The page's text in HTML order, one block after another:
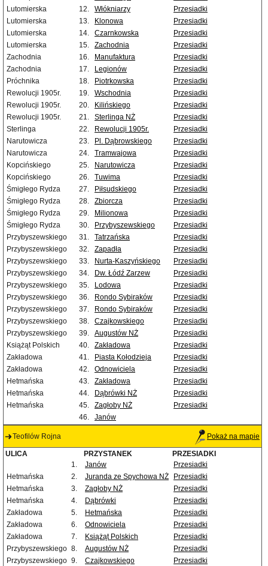
Lutomierska
12. Włókniarzy
Przesiadki
Lutomierska
13. Klonowa
Przesiadki
Lutomierska
14. Czarnkowska
Przesiadki
Lutomierska
15. Zachodnia
Przesiadki
Zachodnia
16. Manufaktura
Przesiadki
Zachodnia
17. Legionów
Przesiadki
Próchnika
18. Piotrkowska
Przesiadki
Rewolucji 1905r.
19. Wschodnia
Przesiadki
Rewolucji 1905r.
20. Kilińskiego
Przesiadki
Rewolucji 1905r.
21. Sterlinga NŻ
Przesiadki
Sterlinga
22. Rewolucji 1905r.
Przesiadki
Narutowicza
23. Pl. Dąbrowskiego
Przesiadki
Narutowicza
24. Tramwajowa
Przesiadki
Kopcińskiego
25. Narutowicza
Przesiadki
Kopcińskiego
26. Tuwima
Przesiadki
Śmigłego Rydza
27. Piłsudskiego
Przesiadki
Śmigłego Rydza
28. Zbiorcza
Przesiadki
Śmigłego Rydza
29. Milionowa
Przesiadki
Śmigłego Rydza
30. Przybyszewskiego
Przesiadki
Przybyszewskiego
31. Tatrzańska
Przesiadki
Przybyszewskiego
32. Zapadła
Przesiadki
Przybyszewskiego
33. Nurta-Kaszyńskiego
Przesiadki
Przybyszewskiego
34. Dw. Łódź Zarzew
Przesiadki
Przybyszewskiego
35. Lodowa
Przesiadki
Przybyszewskiego
36. Rondo Sybiraków
Przesiadki
Przybyszewskiego
37. Rondo Sybiraków
Przesiadki
Przybyszewskiego
38. Czajkowskiego
Przesiadki
Przybyszewskiego
39. Augustów NŻ
Przesiadki
Książąt Polskich
40. Zakładowa
Przesiadki
Zakładowa
41. Piasta Kołodzieja
Przesiadki
Zakładowa
42. Odnowiciela
Przesiadki
Hetmańska
43. Zakładowa
Przesiadki
Hetmańska
44. Dąbrówki NŻ
Przesiadki
Hetmańska
45. Zagłoby NŻ
Przesiadki
46.
Janów
Teofilów Rojna Pokaż na mapie
ULICA PRZYSTANEK
PRZESIADKI
1.
Janów
Przesiadki
Hetmańska
2. Juranda ze Spychowa NŻ
Przesiadki
Hetmańska
3. Zagłoby NŻ
Przesiadki
Hetmańska
4. Dąbrówki
Przesiadki
Zakładowa
5. Hetmańska
Przesiadki
Zakładowa
6. Odnowiciela
Przesiadki
Zakładowa
7. Książąt Polskich
Przesiadki
Przybyszewskiego 8. Augustów NŻ
Przesiadki
Przybyszewskiego 9. Czajkowskiego
Przesiadki